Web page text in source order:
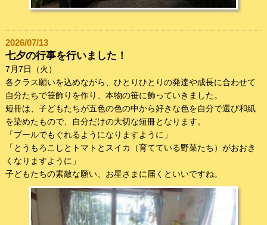
2026/07/13
七夕の行事を行いました！
7月7日（火）
各クラス願いを込めながら、ひとりひとりの発達や成長に合わせて
自分たちで笹飾りを作り、本物の笹に飾っていきました。
短冊は、子どもたちが五色の色の中から好きな色を自分で選び和紙
を染めたもので、自分だけの大切な短冊となります。
「プールでもぐれるようになりますように」
「とうもろこしとトマトとスイカ（育てている野菜たち）がおおき
くなりますように」
子どもたちの素敵な願い、お星さまに届くといいですね。